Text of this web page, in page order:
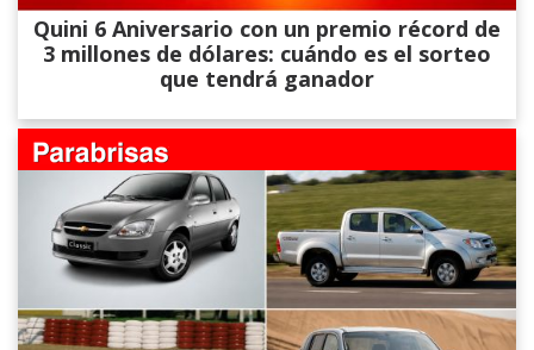
Quini 6 Aniversario con un premio récord de
3 millones de dólares: cuándo es el sorteo
que tendrá ganador